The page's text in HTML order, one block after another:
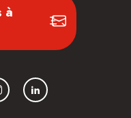
à
LinkedIn